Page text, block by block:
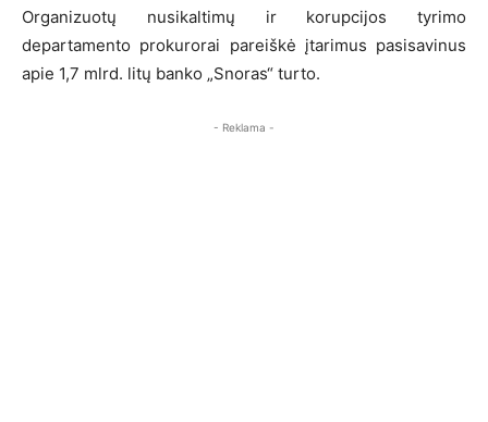
Organizuotų nusikaltimų ir korupcijos tyrimo
departamento prokurorai pareiškė įtarimus pasisavinus
apie 1,7 mlrd. litų banko „Snoras“ turto.
- Reklama -